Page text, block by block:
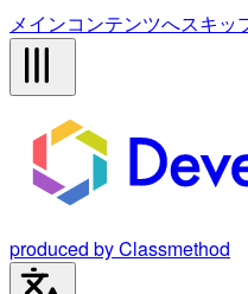
メインコンテンツへスキッ
produced by Classmethod